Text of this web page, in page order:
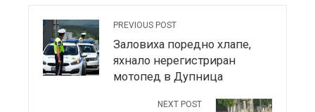
PREVIOUS POST
Заловиха поредно хлапе,
яхнало нерегистриран
мотопед в Дупница
NEXT POST